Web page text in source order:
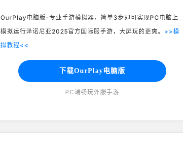
OurPlay电脑版-专业手游模拟器，简单3步即可实现PC电脑上
模拟运行泽诺尼亚2025官方国际服手游，大屏玩的更爽。 >>模
拟教程<<
下载OurPlay电脑版
PC端畅玩外服手游